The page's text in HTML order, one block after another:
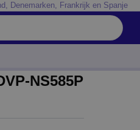
Denemarken, Frankrijk en Spanje
NS585P